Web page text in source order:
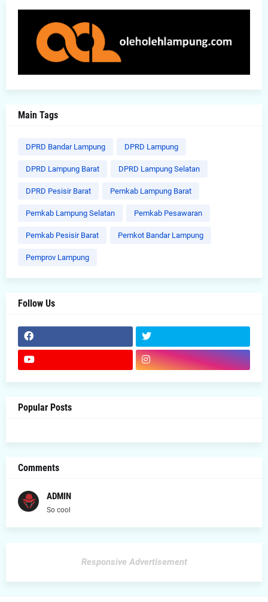
Main Tags
DPRD Bandar Lampung DPRD Lampung
DPRD Lampung Barat DPRD Lampung Selatan
DPRD Pesisir Barat Pemkab Lampung Barat
Pemkab Lampung Selatan Pemkab Pesawaran
Pemkab Pesisir Barat Pemkot Bandar Lampung
Pemprov Lampung
Follow Us
Popular Posts
Comments
ADMIN
So cool
Responsive Advertisement